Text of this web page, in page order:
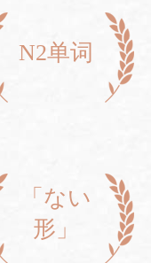
N2单词
「ない
形」